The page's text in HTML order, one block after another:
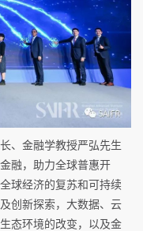
、金融学教授严弘先生
融，助力全球普惠开
球经济的复苏和可持续
创新探索，大数据、云
态环境的改变，以及金